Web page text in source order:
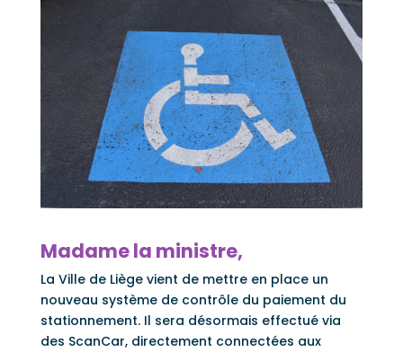
Madame la ministre,
La Ville de Liège vient de mettre en place un
nouveau système de contrôle du paiement du
stationnement. Il sera désormais effectué via
des ScanCar, directement connectées aux